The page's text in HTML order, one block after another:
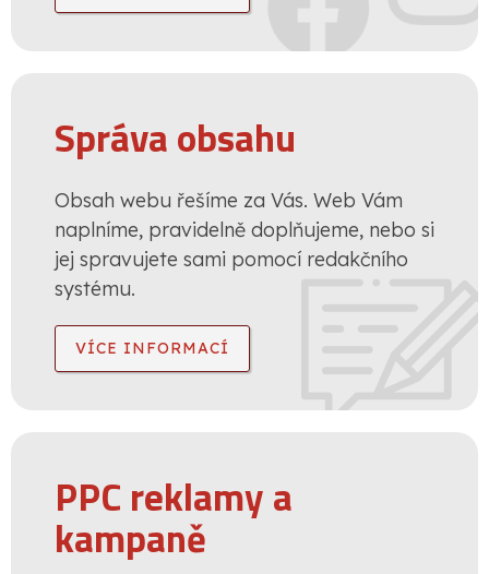
Správa obsahu
Obsah webu řešíme za Vás. Web Vám
naplníme, pravidelně doplňujeme, nebo si
jej spravujete sami pomocí redakčního
systému.
VÍCE INFORMACÍ
PPC reklamy a
kampaně